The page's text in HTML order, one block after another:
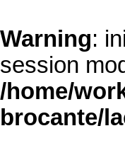
Warning:
session
/home/
brocante/